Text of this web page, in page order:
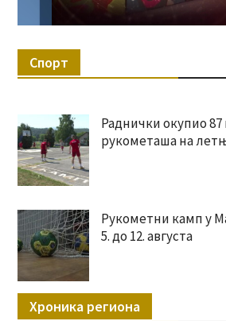
Спорт
Раднички окупио
рукометаша на
Рукометни камп у
5. до 12. августа
Хроника региона